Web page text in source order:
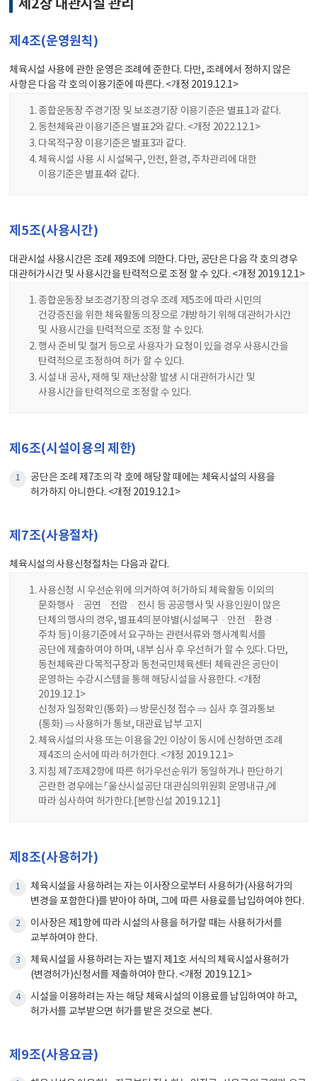
제2장 대관시설 관리
제4조(운영원칙)
체육시설 사용에 관한 운영은 조례에 준한다. 다만, 조례에서 정하지 않은
사항은 다음 각 호의 이용기준에 따른다. <개정 2019.12.1>
종합운동장 주경기장 및 보조경기장 이용기준은 별표1과 같다.
동천체육관 이용기준은 별표2와 같다. <개정 2022.12.1>
다목적구장 이용기준은 별표3과 같다.
체육시설 사용 시 시설복구, 안전, 환경, 주차관리에 대한
이용기준은 별표4와 같다.
제5조(사용시간)
대관시설 사용시간은 조례 제9조에 의한다. 다만, 공단은 다음 각 호의 경우
대관허가시간 및 사용시간을 탄력적으로 조정 할 수 있다. <개정 2019.12.1>
종합운동장 보조경기장의 경우 조례 제5조에 따라 시민의
건강증진을 위한 체육활동의 장으로 개방하기 위해 대관허가시간
및 사용시간을 탄력적으로 조정 할 수 있다.
행사 준비 및 철거 등으로 사용자가 요청이 있을 경우 사용시간을
탄력적으로 조정하여 허가 할 수 있다.
시설 내 공사, 재해 및 재난상황 발생 시 대관허가시간 및
사용시간을 탄력적으로 조정할 수 있다.
제6조(시설이용의 제한)
1
공단은 조례 제7조의 각 호에 해당할 때에는 체육시설의 사용을
허가하지 아니한다. <개정 2019.12.1>
제7조(사용절차)
체육시설의 사용신청절차는 다음과 같다.
사용신청 시 우선순위에 의거하여 허가하되 체육활동 이외의
문화행사·공연·전람·전시 등 공공행사 및 사용인원이 많은
단체의 행사의 경우, 별표4의 분야별(시설복구·안전·환경·
주차 등) 이용기준에서 요구하는 관련서류와 행사계획서를
공단에 제출하여야 하며, 내부 심사 후 우선허가 할 수 있다. 다만,
동천체육관 다목적구장과 동천국민체육센터 체육관은 공단이
운영하는 수강시스템을 통해 해당시설을 사용한다. <개정
2019.12.1>
신청자 일정확인(통화) ⇒ 방문신청 접수 ⇒ 심사 후 결과통보
(통화) ⇒ 사용허가 통보, 대관료 납부 고지
체육시설의 사용 또는 이용을 2인 이상이 동시에 신청하면 조례
제4조의 순서에 따라 허가한다. <개정 2019.12.1>
지침 제7조제2항에 따른 허가우선순위가 동일하거나 판단하기
곤란한 경우에는 「울산시설공단 대관심의위원회 운영내규」에
따라 심사하여 허가한다.[본항신설 2019.12.1]
제8조(사용허가)
1
체육시설을 사용하려는 자는 이사장으로부터 사용허가(사용허가의
변경을 포함한다)를 받아야 하며, 그에 따른 사용료를 납입하여야 한다.
2
이사장은 제1항에 따라 시설의 사용을 허가할 때는 사용허가서를
교부하여야 한다.
3
체육시설을 사용하려는 자는 별지 제1호 서식의 체육시설사용허가
(변경허가)신청서를 제출하여야 한다. <개정 2019.12.1>
4
시설을 이용하려는 자는 해당 체육시설의 이용료를 납입하여야 하고,
허가서를 교부받으면 허가를 받은 것으로 본다.
제9조(사용요금)